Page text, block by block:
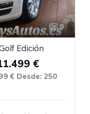
9
Edición
€
€ Desde: 250